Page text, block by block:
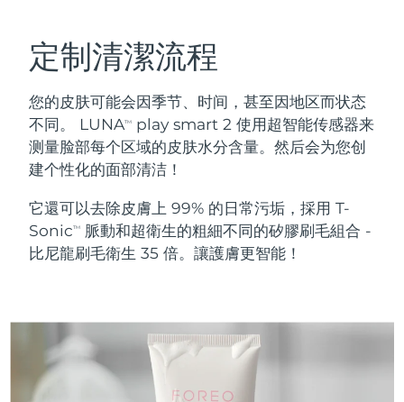
定制清潔流程
您的皮肤可能会因季节、时间，甚至因地区而状态
不同。 LUNATM
play smart 2 使用超智能传感器来
测量脸部每个区域的皮肤水分含量。然后会为您创
建个性化的面部清洁！
它還可以去除皮膚上 99% 的日常污垢，採用 T-
SonicTM
脈動和超衛生的粗細不同的矽膠刷毛組合 -
比尼龍刷毛衛生 35 倍。讓護膚更智能！
面部清潔
LUNA™ 4 套裝
Anti-aging massage
LUNA™ 4 Plus
LUNA™ 4 Men
For men, anti-aging massage
緊致提拉
BEAR™ 2 套裝
Microcurrent toning
BEAR™ 2 go
BEAR™ 2 eyes & lips
Microcurrent line smoothing device
補水保濕
UFO™ 3 套裝
UFO™ 3 LED
Near-infrared and red light therapy
口腔護理
issa™ 4
issa™ 4 plus
Smart hybrid silicone sonic toothbrush
抗老 LED 護理
NEW
奧地利
比利時 預計送達日期8/8/26
百慕達
波士尼亞與赫塞哥維納 預計送達日期 8/11/26
汶萊 預計送達日期
加拿大 預計送達日期
智利